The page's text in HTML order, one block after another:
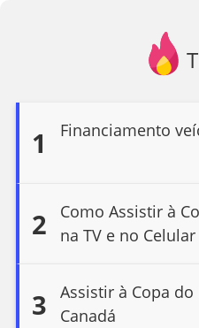
1 Financiamento
2
Como Assistir à
na TV e no Celular
3
Assistir à Copa
Canadá